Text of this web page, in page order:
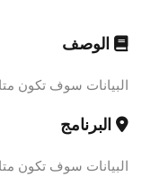
الوصف
البيانات سوف تكون
البرنامج
البيانات سوف تكون